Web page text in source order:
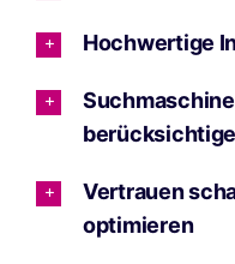
Hochwertige
Vertrauen
optimieren